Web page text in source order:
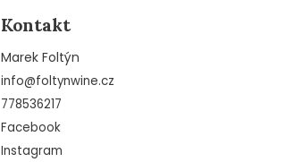
Kontakt
Marek Foltýn
info@foltynwine.cz
778536217
Facebook
Instagram